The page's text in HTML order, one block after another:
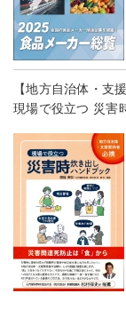
【地方自治体・支
現場で役立つ 災害